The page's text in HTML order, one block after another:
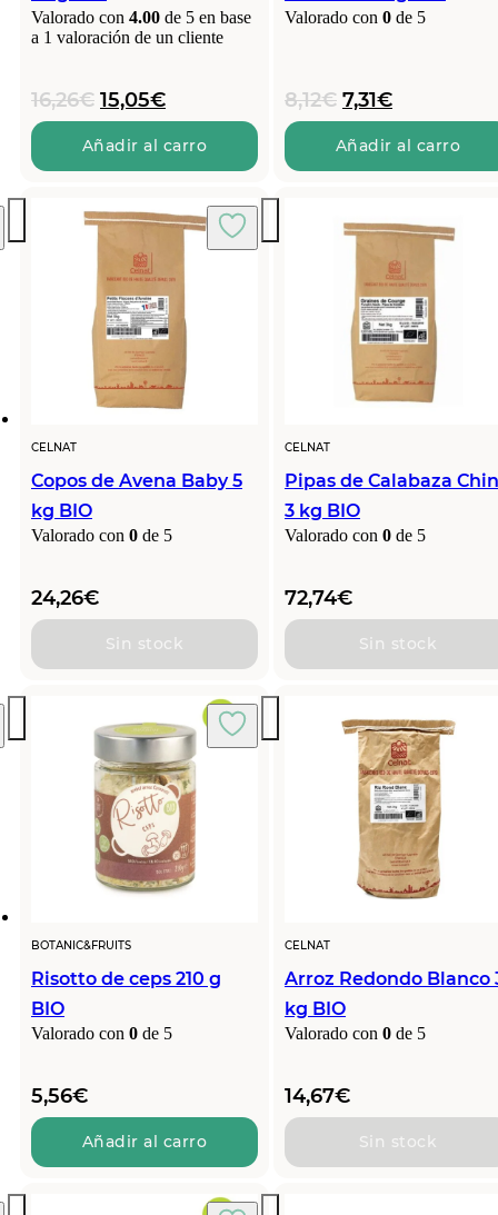
Valorado con 4.00 de 5 en base
a 1 valoración de un cliente
16,26€ El
precio
original
era:
15,05€El
precio
actual
es:
Añadir al carro
Valorado con 0 de 5
8,12€ El
precio
original
era:
7,31€El
precio
actual
es:
Añadir al carro
CELNAT
Copos de Avena Baby 5
kg BIO
Valorado con 0 de 5
24,26€
Sin stock
CELNAT
Pipas de Calabaza
3 kg BIO
Valorado con 0 de 5
72,74€
Sin stock
BOTANIC&FRUITS
Risotto de ceps 210 g
BIO
Valorado con 0 de 5
5,56€
Añadir al carro
CELNAT
Arroz Redondo Blanco
kg BIO
Valorado con 0 de 5
14,67€
Sin stock